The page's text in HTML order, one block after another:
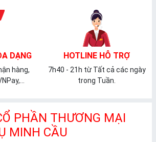
DẠNG
hàng,
HOTLINE HỖ TRỢ
7h40 - 21h từ Tất cả các ngày
trong Tuần.
PHẦN THƯƠNG MẠI
MINH CẦU